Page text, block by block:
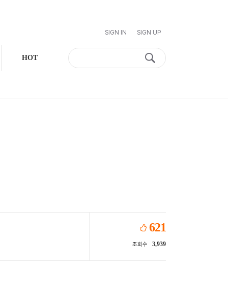
SIGN IN SIGN UP
HOT
621
조회수 3,939